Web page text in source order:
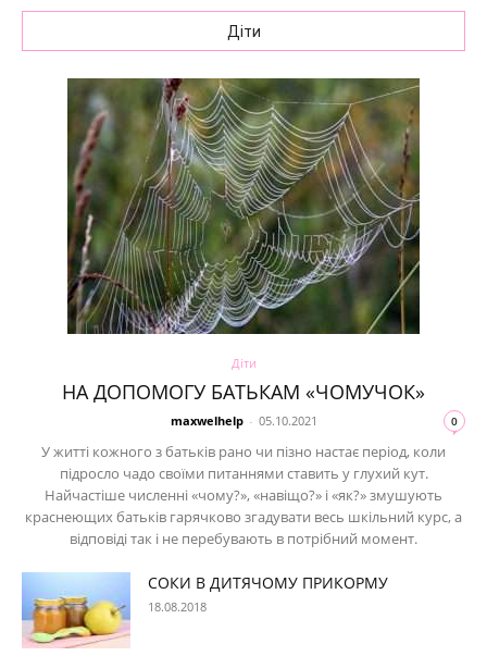
Діти
Діти
НА ДОПОМОГУ БАТЬКАМ «ЧОМУЧОК»
maxwelhelp - 05.10.2021 0
У житті кожного з батьків рано чи пізно настає період, коли
підросло чадо своїми питаннями ставить у глухий кут.
Найчастіше численні «чому?», «навіщо?» і «як?» змушують
краснеющих батьків гарячково згадувати весь шкільний курс, а
відповіді так і не перебувають в потрібний момент.
СОКИ В ДИТЯЧОМУ ПРИКОРМУ
18.08.2018